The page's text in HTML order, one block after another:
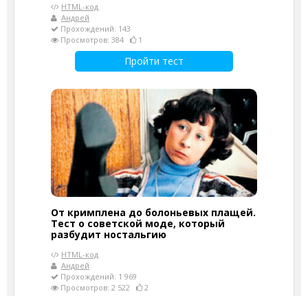
HTML-код
Андрей
Прохождений: 143
Просмотров: 384
1
Пройти тест
От кримплена до болоньевых плащей.
Тест о советской моде, который
разбудит ностальгию
HTML-код
Андрей
Прохождений: 1 969
Просмотров: 2 522
2